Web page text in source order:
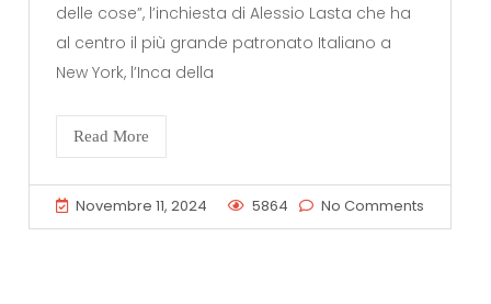
delle cose”, l’inchiesta di Alessio Lasta che ha
al centro il più grande patronato Italiano a
New York, l’Inca della
Read More
Novembre 11, 2024 5864 No Comments